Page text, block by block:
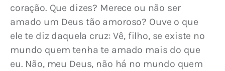
coração. Que dizes? Merece ou não ser
amado um Deus tão amoroso? Ouve o que
ele te diz daquela cruz: Vê, filho, se existe no
mundo quem tenha te amado mais do que
eu. Não, meu Deus, não há no mundo quem